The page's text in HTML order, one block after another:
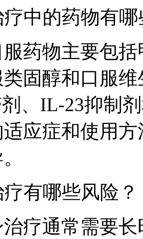
疗中的药物有
服药物主要包
固醇和口服
、IL-23抑制
应症和使用
有哪些风险？
疗通常需要